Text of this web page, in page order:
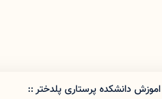
دانشکده پرستاری پلدختر ::